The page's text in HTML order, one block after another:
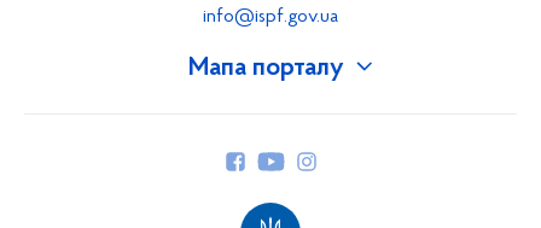
Мапа порталу
info@ispf.gov.ua